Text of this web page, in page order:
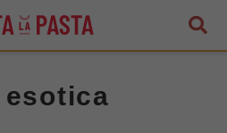
esotica